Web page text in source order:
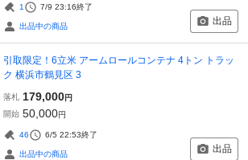
1 7/9 23:16終了
出品中の商品 出品
引取限定！6立米 アームロールコンテナ 4トン トラッ
ク 横浜市鶴見区 3
落札 179,000円
開始 50,000円
46 6/5 22:53終了
出品中の商品 出品